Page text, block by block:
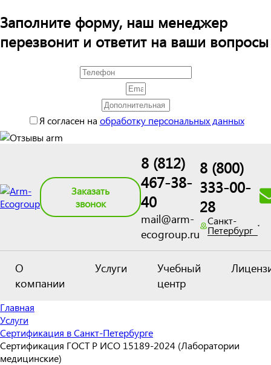
Заполните форму, наш менеджер
перезвонит и ответит на ваши вопросы
Я согласен на обработку персональных данных
Заказать
звонок
8 (812)
467-38-
40
mail@arm-
ecogroup.ru
8 (800)
333-00-
28
Санкт-
Петербург
О
компании
Услуги
Учебный
центр
Главная
Услуги
Сертификация в Санкт-Петербурге
Сертификация ГОСТ Р ИСО 15189-2024 (Лаборатории
медицинские)